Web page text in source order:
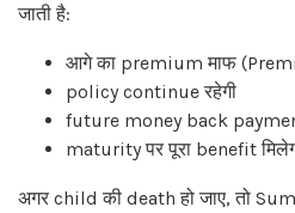
जाती है:
आगे का premium माफ
policy continue रहेगी
future money back
maturity पर पूरा benefit
अगर child की death हो जाए, तो